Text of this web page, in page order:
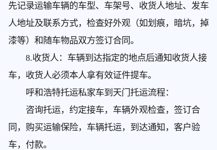
先记录运输车辆的车型、车架号、收货人地址、发车
人地址及联系方式，检查好外观（如划痕，暗坑，掉
漆等）和随车物品双方签订合同。
8.收货人：车辆到达指定的地点后通知收货人接
车，收货人必须本人拿有效证件提车。
呼和浩特托运私家车到天门托运流程：
咨询托运，约定接车，车辆外观检查，签订合
同，购买运输保险，车辆托运，到达通知，客户验
车，付款。